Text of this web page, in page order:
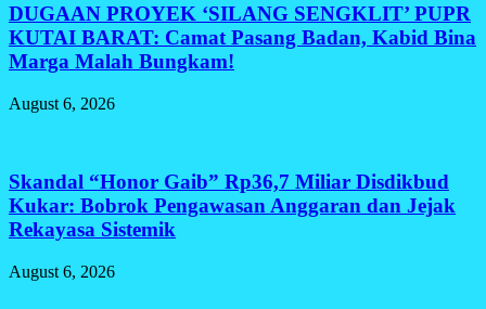
DUGAAN PROYEK ‘SILANG SENGKLIT’ PUPR
KUTAI BARAT: Camat Pasang Badan, Kabid Bina
Marga Malah Bungkam!
August 6, 2026
Skandal “Honor Gaib” Rp36,7 Miliar Disdikbud
Kukar: Bobrok Pengawasan Anggaran dan Jejak
Rekayasa Sistemik
August 6, 2026